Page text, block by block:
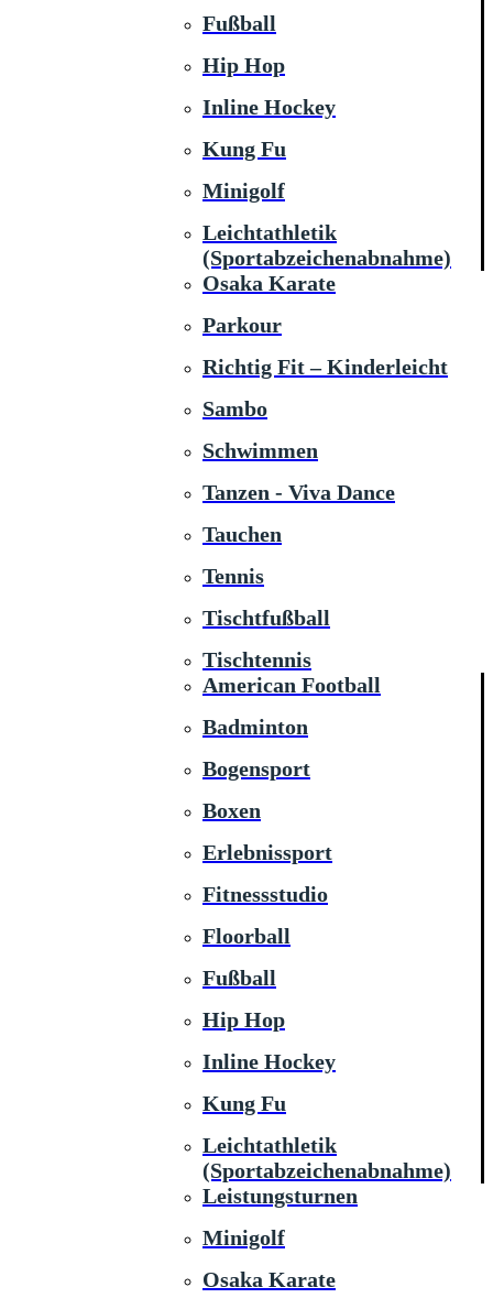
Fußball
Hip Hop
Inline Hockey
Kung Fu
Minigolf
Leichtathletik
(Sportabzeichenabnahme)
Osaka Karate
Parkour
Richtig Fit – Kinderleicht
Sambo
Schwimmen
Tanzen - Viva Dance
Tauchen
Tennis
Tischtfußball
Tischtennis
American Football
Badminton
Bogensport
Boxen
Erlebnissport
Fitnessstudio
Floorball
Fußball
Hip Hop
Inline Hockey
Kung Fu
Leichtathletik
(Sportabzeichenabnahme)
Leistungsturnen
Minigolf
Osaka Karate